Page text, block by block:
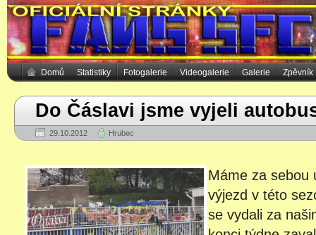
Domů Statistiky Fotogalerie Videogalerie Galerie Zpěvník
Do Čáslavi jsme vyjeli
29.10.2012 Hrubec
Máme za sebou
výjezd v této
se vydali za